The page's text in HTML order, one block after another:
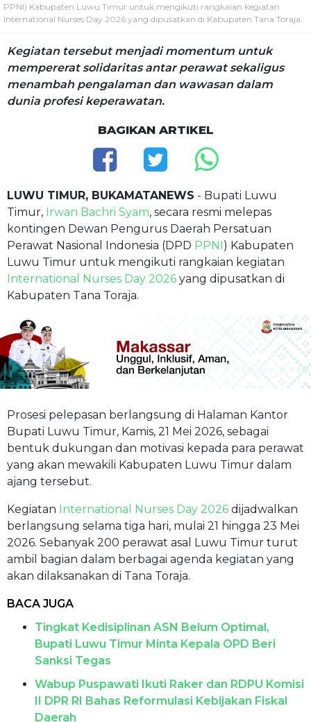
PPNI) Kabupaten Luwu Timur untuk mengikuti rangkaian kegiatan
International Nurses Day 2026 yang dipusatkan di Kabupaten Tana Toraja.
Kegiatan tersebut menjadi momentum untuk
mempererat solidaritas antar perawat sekaligus
menambah pengalaman dan wawasan dalam
dunia profesi keperawatan.
BAGIKAN ARTIKEL
LUWU TIMUR, BUKAMATANEWS - Bupati Luwu
Timur, Irwan Bachri Syam, secara resmi melepas
kontingen Dewan Pengurus Daerah Persatuan
Perawat Nasional Indonesia (DPD PPNI) Kabupaten
Luwu Timur untuk mengikuti rangkaian kegiatan
International Nurses Day 2026 yang dipusatkan di
Kabupaten Tana Toraja.
Prosesi pelepasan berlangsung di Halaman Kantor
Bupati Luwu Timur, Kamis, 21 Mei 2026, sebagai
bentuk dukungan dan motivasi kepada para perawat
yang akan mewakili Kabupaten Luwu Timur dalam
ajang tersebut.
Kegiatan International Nurses Day 2026 dijadwalkan
berlangsung selama tiga hari, mulai 21 hingga 23 Mei
2026. Sebanyak 200 perawat asal Luwu Timur turut
ambil bagian dalam berbagai agenda kegiatan yang
akan dilaksanakan di Tana Toraja.
BACA JUGA
Tingkat Kedisiplinan ASN Belum Optimal,
Bupati Luwu Timur Minta Kepala OPD Beri
Sanksi Tegas
Wabup Puspawati Ikuti Raker dan RDPU Komisi
II DPR RI Bahas Reformulasi Kebijakan Fiskal
Daerah